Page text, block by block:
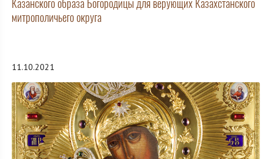
Казанского образа Богородицы для верующих Казахстанского
митрополичьего округа
11.10.2021